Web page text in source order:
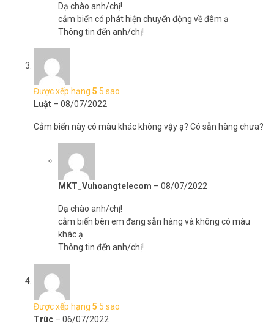
Dạ chào anh/chị!
cảm biến có phát hiện chuyển động về đêm ạ
Thông tin đến anh/chị!
Được xếp hạng 5 5 sao
Luật – 08/07/2022
Cảm biến này có màu khác không vậy ạ? Có sẵn hàng chưa?
MKT_Vuhoangtelecom – 08/07/2022
Dạ chào anh/chị!
cảm biến bên em đang sẵn hàng và không có màu
khác ạ
Thông tin đến anh/chị!
Được xếp hạng 5 5 sao
Trúc – 06/07/2022